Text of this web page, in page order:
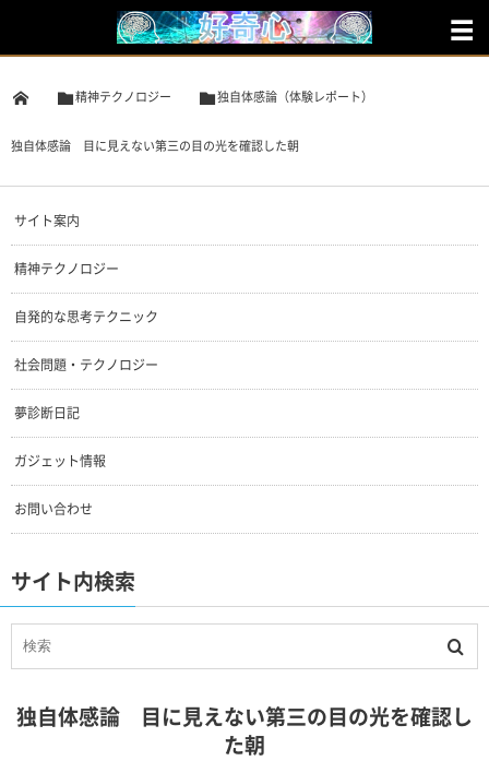
精神テクノロジー 独自体感論（体験レポート）
独自体感論 目に見えない第三の目の光を確認した朝
サイト案内
精神テクノロジー
自発的な思考テクニック
社会問題・テクノロジー
夢診断日記
ガジェット情報
お問い合わせ
サイト内検索
独自体感論 目に見えない第三の目の光を確認し
た朝